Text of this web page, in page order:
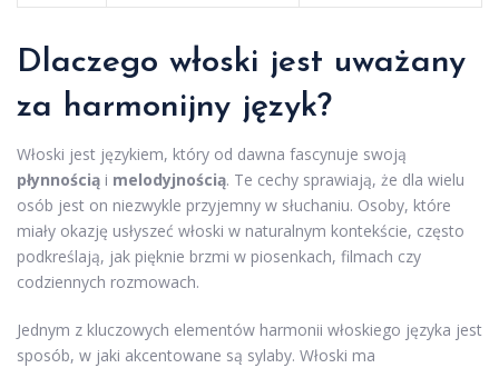
Dlaczego włoski jest uważany
za harmonijny język?
Włoski jest językiem, który od dawna fascynuje swoją
płynnością i melodyjnością. Te cechy sprawiają, że dla wielu
osób jest on niezwykle przyjemny w słuchaniu. Osoby, które
miały okazję usłyszeć włoski w naturalnym kontekście, często
podkreślają, jak pięknie brzmi w piosenkach, filmach czy
codziennych rozmowach.
Jednym z kluczowych elementów harmonii włoskiego języka jest
sposób, w jaki akcentowane są sylaby. Włoski ma